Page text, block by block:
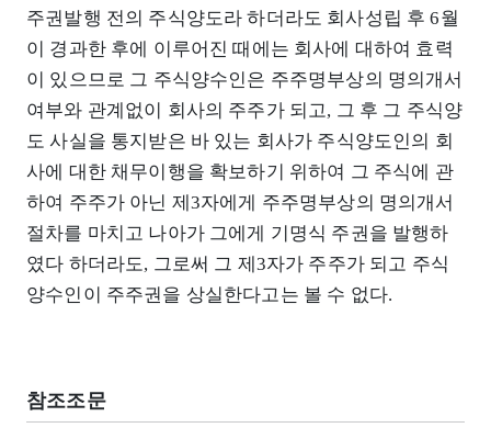
주권발행 전의 주식양도라 하더라도 회사성립 후 6월
이 경과한 후에 이루어진 때에는 회사에 대하여 효력
이 있으므로 그 주식양수인은 주주명부상의 명의개서
여부와 관계없이 회사의 주주가 되고, 그 후 그 주식양
도 사실을 통지받은 바 있는 회사가 주식양도인의 회
사에 대한 채무이행을 확보하기 위하여 그 주식에 관
하여 주주가 아닌 제3자에게 주주명부상의 명의개서
절차를 마치고 나아가 그에게 기명식 주권을 발행하
였다 하더라도, 그로써 그 제3자가 주주가 되고 주식
양수인이 주주권을 상실한다고는 볼 수 없다.
참조조문